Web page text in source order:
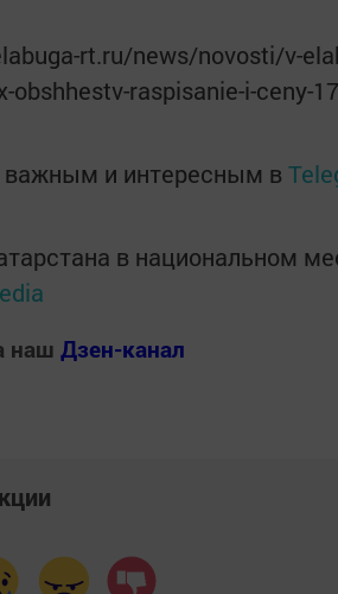
rt.ru/news/novosti/v-
obshhestv-raspisanie-i-ceny-
и интересным в
в национальном
наш Дзен-канал